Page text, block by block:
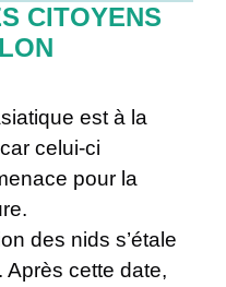
CITOYENS
est à la
celui-ci
pour la
des nids s’étale
Après cette date,